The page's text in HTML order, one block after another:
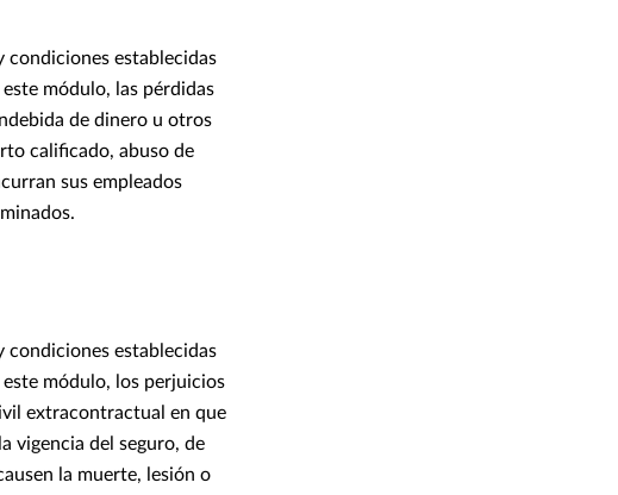
condiciones establecidas
módulo, las pérdidas
de dinero u otros
calificado, abuso de
sus empleados
condiciones establecidas
módulo, los perjuicios
extracontractual en que
vigencia del seguro, de
la muerte, lesión o